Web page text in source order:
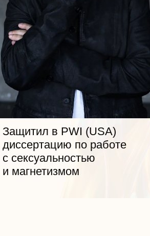
Защитил в PWI (USA)
диссертацию по работе
с сексуальностью
и магнетизмом